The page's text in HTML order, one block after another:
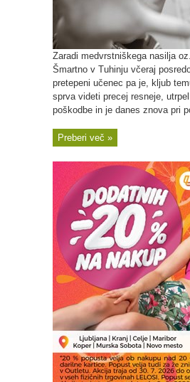
Zaradi medvrstniškega nasilja
Šmartno v Tuhinju včeraj
pretepeni učenec pa je, kljub
sprva videti precej resneje,
poškodbe in je danes znova pri
Preberi več »